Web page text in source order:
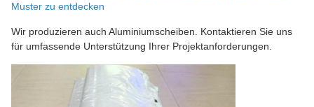
Muster zu entdecken
Wir produzieren auch Aluminiumscheiben. Kontaktieren Sie uns
für umfassende Unterstützung Ihrer Projektanforderungen.